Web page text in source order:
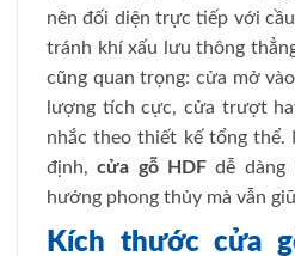
nên đối diện trực tiếp với
tránh khí xấu lưu thông
cũng quan trọng: cửa mở
lượng tích cực, cửa trượt
nhắc theo thiết kế tổng thể.
định,cửa gỗ HDFdễ dàng
hướng phong thủy mà vẫn
Kích thước cửa